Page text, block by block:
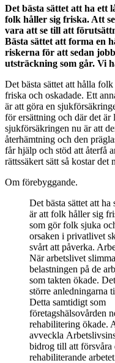
Det bästa sättet att ha ett
folk håller sig friska. Att
vara att se till att
Bästa sättet att forma en
riskerna för att sedan
utsträckning som går. Vi
Det bästa sättet att hålla
friska och oskadade. Ett
är att göra en
för ersättning och där det är
sjukförsäkringen nu är att
återhämtning och den
får hjälp och stöd att återfå
rättssäkert sätt så kostar det
Om förebyggande.
Det bästa sättet att
är att folk håller sig
som gör folk sjuka
orsaken i privatlivet
svårt att påverka.
När arbetslivet
belastningen på de
som takten ökade.
större anledningarna
Detta samtidigt som
företagshälsovården
rehabilitering ökade.
avveckla
bidrog till att försvåra
rehabiliterande